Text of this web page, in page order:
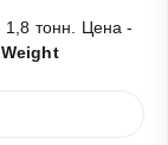
1,8 тонн. Цена -